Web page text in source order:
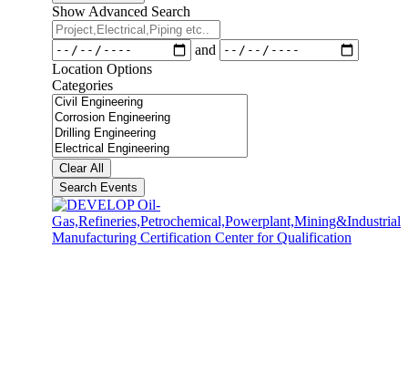
Type
Show Advanced Search
Project,Electrical,Piping
etc..
Dates
and
Location Options
Categories
Categories
Clear All
Search Events